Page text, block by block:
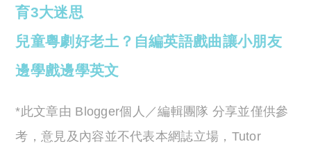
育3大迷思
兒童粵劇好老土？自編英語戲曲讓小朋友
邊學戲邊學英文
*此文章由 Blogger個人／編輯團隊 分享並僅供參
考，意見及內容並不代表本網誌立場，Tutor